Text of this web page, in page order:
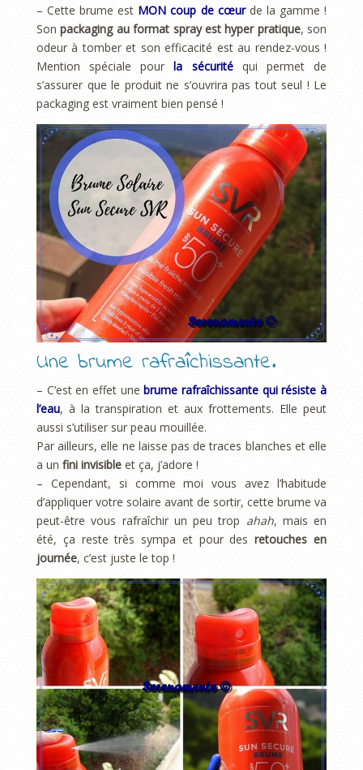
– Cette brume est MON coup de cœurde la gamme !
Sonpackaging au format spray est hyper pratique, son
odeur à tomber et son efficacité est au rendez-vous !
Mention spéciale pourla sécuritéqui permet de
s’assurer que le produit ne s’ouvrira pas tout seul ! Le
packaging est vraiment bien pensé !
Une brume rafraîchissante.
– C’est en effet unebrume rafraîchissante qui résiste à
l’eau, à la transpiration et aux frottements. Elle peut
aussi s’utiliser sur peau mouillée.
Par ailleurs, elle ne laisse pas de traces blanches et elle
a un fini invisible et ça, j’adore !
– Cependant, si comme moi vous avez l’habitude
d’appliquer votre solaire avant de sortir, cette brume va
peut-être vous rafraîchir un peu trop ahah, mais en
été, ça reste très sympa et pour desretouches en
journée, c’est juste le top !